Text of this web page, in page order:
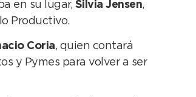
en su lugar, Silvia Jensen,
Productivo.
Coria, quien contará
y Pymes para volver a ser